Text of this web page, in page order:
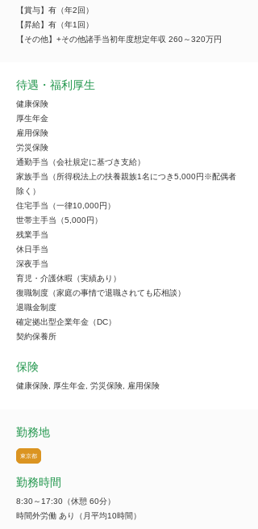
【賞与】有（年2回）
【昇給】有（年1回）
【その他】+その他諸手当初年度想定年収 260～320万円
待遇・福利厚生
健康保険
厚生年金
雇用保険
労災保険
通勤手当（会社規定に基づき支給）
家族手当（所得税法上の扶養親族1名につき5,000円※配偶者
除く）
住宅手当（一律10,000円）
世帯主手当（5,000円）
残業手当
休日手当
深夜手当
育児・介護休暇（実績あり）
復職制度（家庭の事情で退職されても応相談）
退職金制度
確定拠出型企業年金（DC）
契約保養所
保険
健康保険, 厚生年金, 労災保険, 雇用保険
勤務地
東京都
勤務時間
8:30～17:30（休憩 60分）
時間外労働 あり（月平均10時間）